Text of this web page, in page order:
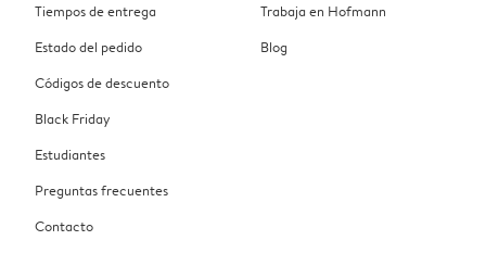
Tiempos de entrega
Estado del pedido
Códigos de descuento
Black Friday
Estudiantes
Preguntas frecuentes
Contacto
Trabaja en Hofmann
Blog